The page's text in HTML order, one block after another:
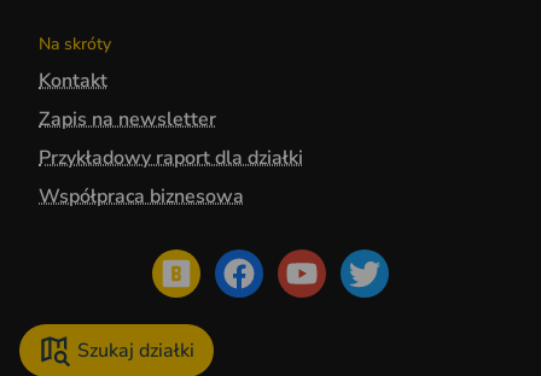
Na skróty
Kontakt
Zapis na newsletter
Przykładowy raport dla działki
Współpraca biznesowa
Szukaj działki